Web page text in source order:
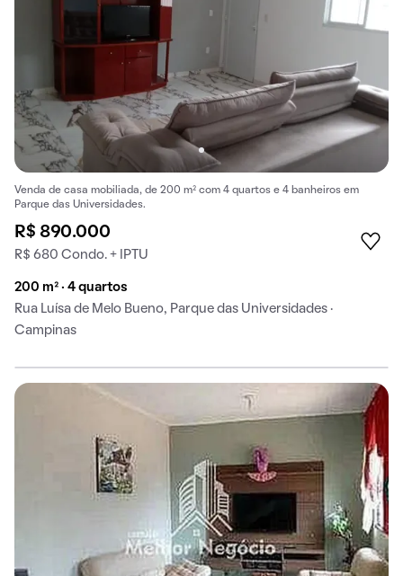
Venda de casa mobiliada, de 200 m² com 4 quartos e 4 banheiros em
Parque das Universidades.
R$ 890.000
R$ 680 Condo. + IPTU
200 m² · 4 quartos
Rua Luísa de Melo Bueno, Parque das Universidades ·
Campinas